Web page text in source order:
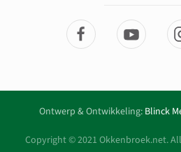
Ontwerp & Ontwikkeling: Blinck
Copyright © 2021 Okkenbroek.net.